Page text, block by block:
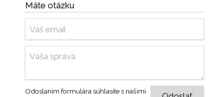
Máte otázku
Odoslaním formulára súhlasíte s našimi